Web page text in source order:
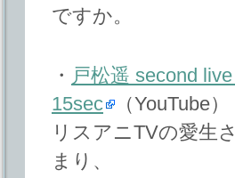
ですか。
・ 戸松遥 second
15sec
（YouTube）
リスアニTVの愛生
まり、